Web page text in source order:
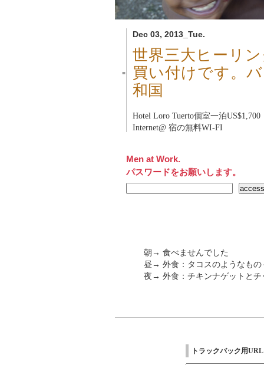
Dec 03, 2013_Tue.
■
世界三大ヒーリ
買い付けです。
和国
Hotel Loro Tuerto個室一泊US$1,700
Internet@ 宿の無料WI-FI
Men at Work.
パスワードをお願いします。
朝→ 食べませんでした
昼→ 外食：タコスのようなもの
夜→ 外食：チキンナゲットとチ
トラックバック用URL